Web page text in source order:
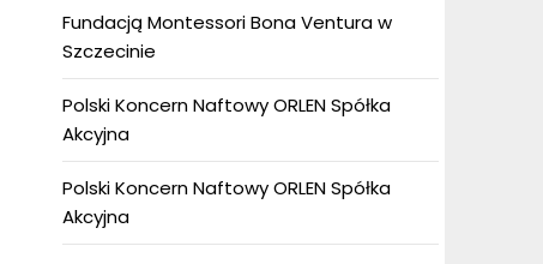
Fundacją Montessori Bona Ventura w
Szczecinie
Polski Koncern Naftowy ORLEN Spółka
Akcyjna
Polski Koncern Naftowy ORLEN Spółka
Akcyjna